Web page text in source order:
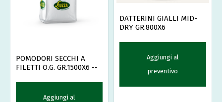
POMODORI SECCHI A
FILETTI O.G. GR.1500X6 --
Aggiungi al
DATTERINI GIALLI MID-
DRY GR.800X6
Aggiungi al
preventivo